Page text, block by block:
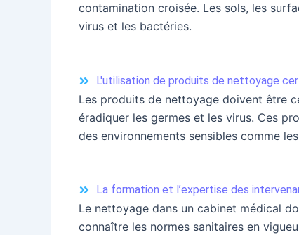
contamination croisée. Les sols, les
virus et les bactéries.
L'utilisation de produits de nettoyage
Les produits de nettoyage doivent être
éradiquer les germes et les virus. Ces
des environnements sensibles comme
La formation et l’expertise des
Le nettoyage dans un cabinet médical
connaître les normes sanitaires en